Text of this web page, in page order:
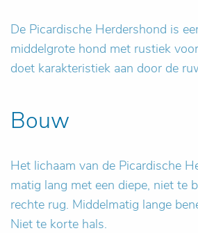
De Picardische Herdershond is
middelgrote hond met rustiek
doet karakteristiek aan door de
Bouw
Het lichaam van de Picardische
matig lang met een diepe, niet te
rechte rug. Middelmatig lange
Niet te korte hals.